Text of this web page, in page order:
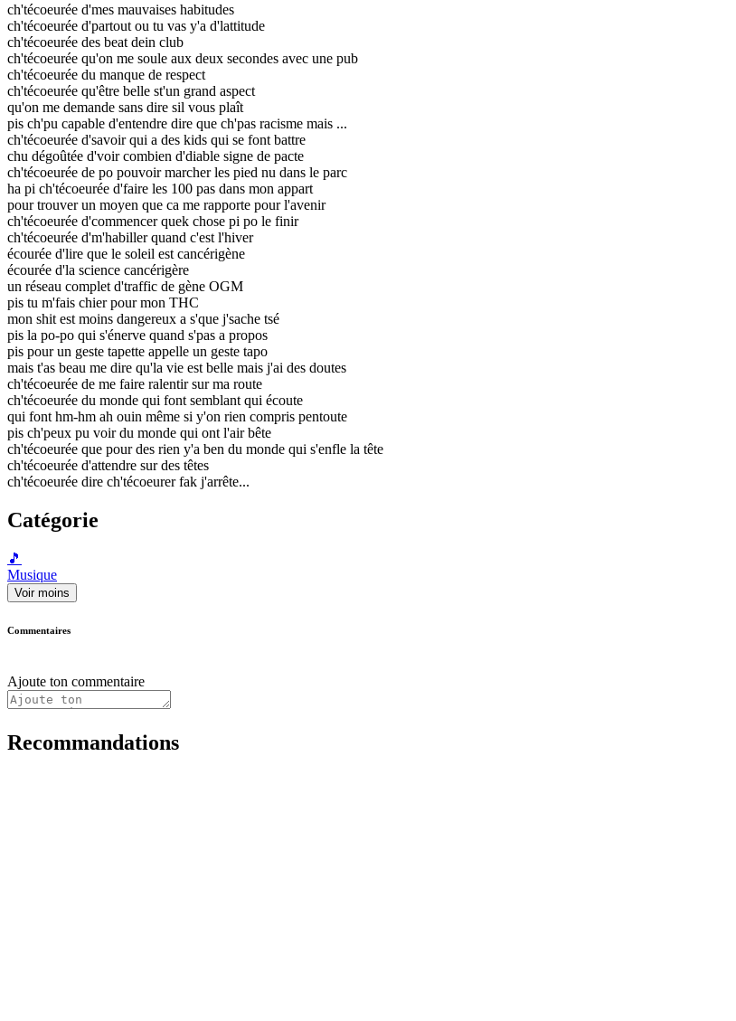
ch'técoeurée d'mes mauvaises habitudes
ch'técoeurée d'partout ou tu vas y'a d'lattitude
ch'técoeurée des beat dein club
ch'técoeurée qu'on me soule aux deux secondes avec une pub
ch'técoeurée du manque de respect
ch'técoeurée qu'être belle st'un grand aspect
qu'on me demande sans dire sil vous plaît
pis ch'pu capable d'entendre dire que ch'pas racisme mais ...
ch'técoeurée d'savoir qui a des kids qui se font battre
chu dégoûtée d'voir combien d'diable signe de pacte
ch'técoeurée de po pouvoir marcher les pied nu dans le parc
ha pi ch'técoeurée d'faire les 100 pas dans mon appart
pour trouver un moyen que ca me rapporte pour l'avenir
ch'técoeurée d'commencer quek chose pi po le finir
ch'técoeurée d'm'habiller quand c'est l'hiver
écourée d'lire que le soleil est cancérigène
écourée d'la science cancérigère
un réseau complet d'traffic de gène OGM
pis tu m'fais chier pour mon THC
mon shit est moins dangereux a s'que j'sache tsé
pis la po-po qui s'énerve quand s'pas a propos
pis pour un geste tapette appelle un geste tapo
mais t'as beau me dire qu'la vie est belle mais j'ai des doutes
ch'técoeurée de me faire ralentir sur ma route
ch'técoeurée du monde qui font semblant qui écoute
qui font hm-hm ah ouin même si y'on rien compris pentoute
pis ch'peux pu voir du monde qui ont l'air bête
ch'técoeurée que pour des rien y'a ben du monde qui s'enfle la tête
ch'técoeurée d'attendre sur des têtes
ch'técoeurée dire ch'técoeurer fak j'arrête...
Catégorie
🎵
Musique
Voir moins
Commentaires
Ajoute ton commentaire
Recommandations